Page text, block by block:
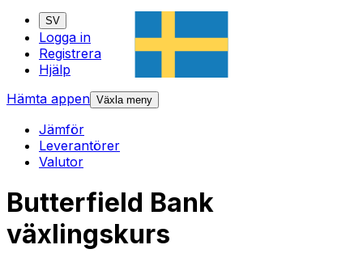
SV
Logga in
Registrera
Hjälp
Hämta appen Växla meny
Jämför
Leverantörer
Valutor
Butterfield Bank
växlingskurs